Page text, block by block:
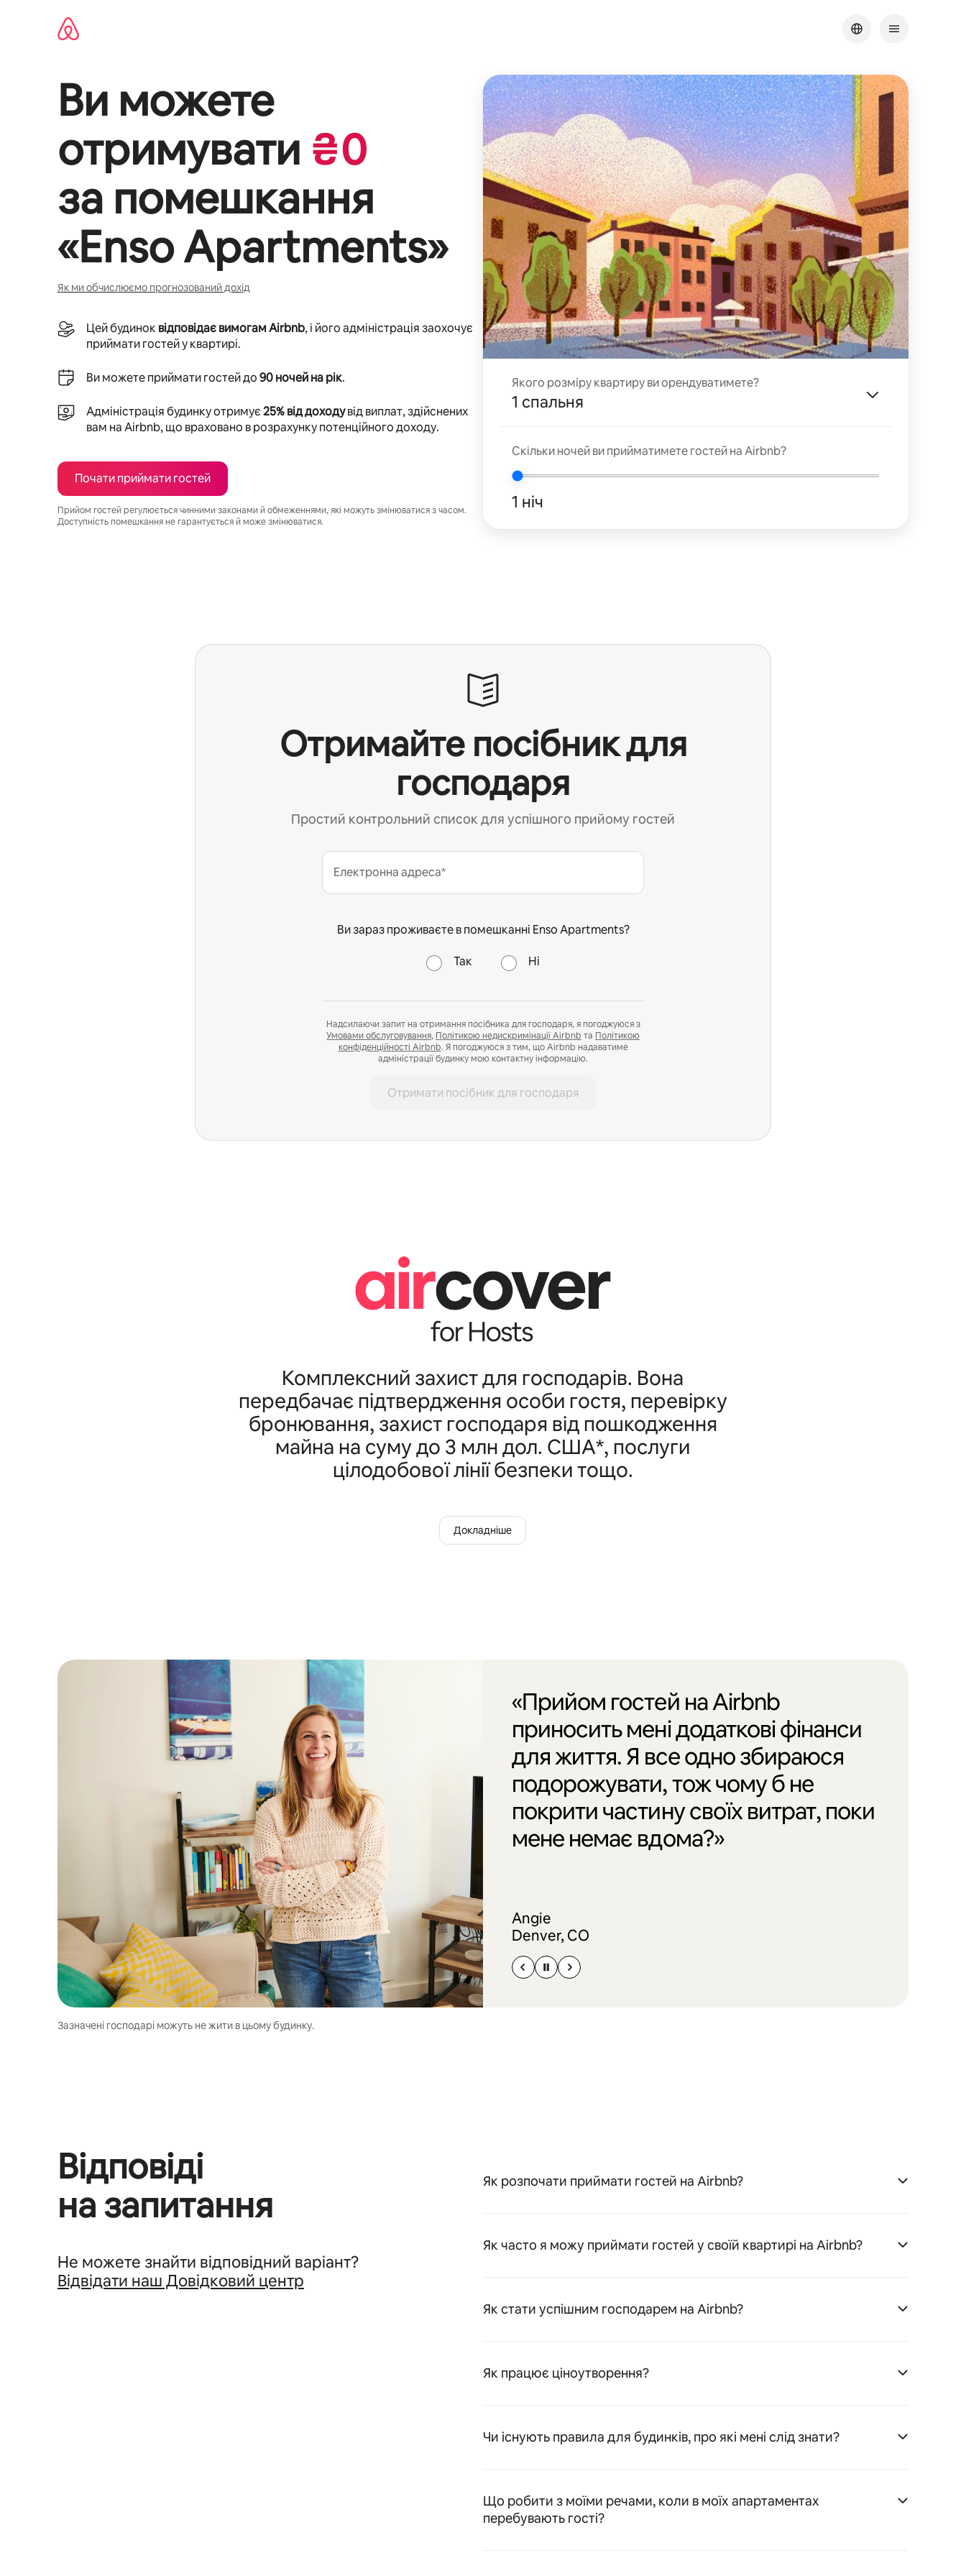
Ви можете
отримувати ₴0
за помешкання
«Enso Apartments»
Як ми обчислюємо прогнозований дохід
Цей будинок відповідає вимогам Airbnb, і його адміністрація заохочує
приймати гостей у квартирі.
Ви можете приймати гостей до90 ночей на рік.
Адміністрація будинку отримує25% від доходувід виплат, здійснених
вам на Airbnb, що враховано в розрахунку потенційного доходу.
Почати приймати гостей
Прийом гостей регулюється чинними законами й обмеженнями, які можуть змінюватися з часом.
Доступність помешкання не гарантується й може змінюватися.
Якого розміру квартиру ви орендуватимете?
1 спальня
Скільки ночей ви прийматимете гостей на Airbnb?
1 ніч
Отримайте посібник для
господаря
Простий контрольний список для успішного прийому гостей
Електронна адреса*
Ви зараз проживаєте в помешканні Enso Apartments?
Так Ні
Надсилаючи запит на отримання посібника для господаря, я погоджуюся з
Умовами обслуговування, Політикою недискримінації Airbnb та Політикою
конфіденційності Airbnb. Я погоджуюся з тим, що Airbnb надаватиме
адміністрації будинку мою контактну інформацію.
Отримати посібник для господаря
Комплексний захист для господарів. Вона
передбачає підтвердження особи гостя, перевірку
бронювання, захист господаря від пошкодження
майна на суму до 3 млн дол. США*, послуги
цілодобової лінії безпеки тощо.
Докладніше
«Прийом гостей на Airbnb
приносить мені додаткові фінанси
для життя. Я все одно збираюся
подорожувати, тож чому б не
покрити частину своїх витрат, поки
мене немає вдома?»
Angie
Denver, CO
Зазначені господарі можуть не жити в цьому будинку.
Відповіді
на запитання
Не можете знайти відповідний варіант?
Відвідати наш Довідковий центр
Як розпочати приймати гостей на Airbnb?
Як часто я можу приймати гостей у своїй квартирі на Airbnb?
Як стати успішним господарем на Airbnb?
Як працює ціноутворення?
Чи існують правила для будинків, про які мені слід знати?
Що робити з моїми речами, коли в моїх апартаментах
перебувають гості?